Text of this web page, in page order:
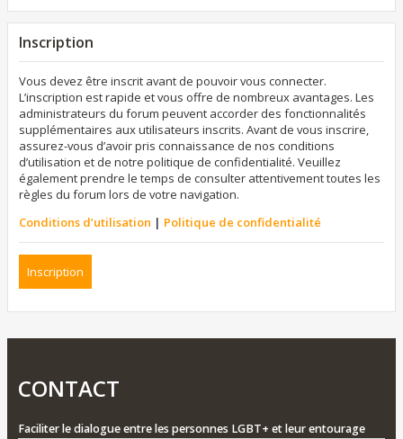
Inscription
Vous devez être inscrit avant de pouvoir vous connecter.
L’inscription est rapide et vous offre de nombreux avantages. Les
administrateurs du forum peuvent accorder des fonctionnalités
supplémentaires aux utilisateurs inscrits. Avant de vous inscrire,
assurez-vous d’avoir pris connaissance de nos conditions
d’utilisation et de notre politique de confidentialité. Veuillez
également prendre le temps de consulter attentivement toutes les
règles du forum lors de votre navigation.
Conditions d’utilisation | Politique de confidentialité
Inscription
CONTACT
Faciliter le dialogue entre les personnes LGBT+ et leur entourage